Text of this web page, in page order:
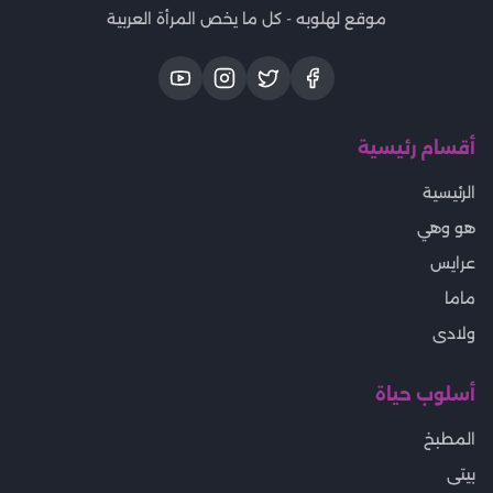
موقع لهلوبه - كل ما يخص المرأة العربية
أقسام رئيسية
الرئيسية
هو وهي
عرايس
ماما
ولادى
أسلوب حياة
المطبخ
بيتى